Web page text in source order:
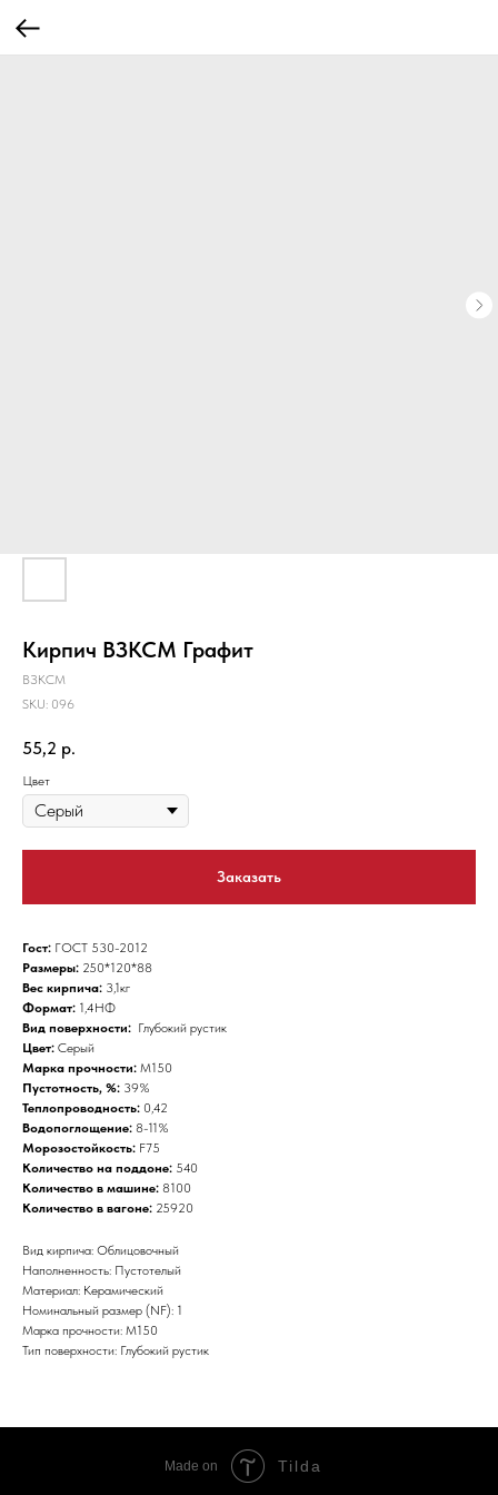
Кирпич ВЗКСМ Графит
ВЗКСМ
SKU: 096
55,2 р.
Цвет
Заказать
Гост: ГОСТ 530-2012
Размеры: 250*120*88
Вес кирпича: 3,1кг
Формат: 1,4НФ
Вид поверхности: Глубокий рустик
Цвет: Серый
Марка прочности: М150
Пустотность, %: 39%
Теплопроводность: 0,42
Водопоглощение: 8-11%
Морозостойкость: F75
Количество на поддоне: 540
Количество в машине: 8100
Количество в вагоне: 25920
Вид кирпича: Облицовочный
Наполненность: Пустотелый
Материал: Керамический
Номинальный размер (NF): 1
Марка прочности: M150
Тип поверхности: Глубокий рустик
Made on Tilda